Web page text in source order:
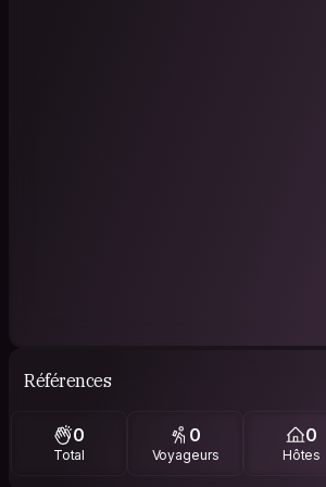
Références
0
Total
0
Voyageurs
0
Hôtes